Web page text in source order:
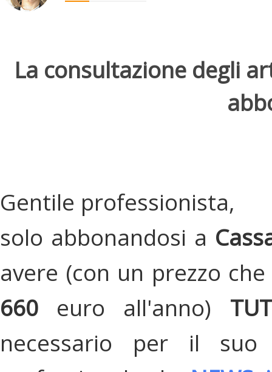
La consultazione degli
Gentile professionista,
solo abbonandosi a
avere (con un prezzo
660 euro all'anno)
necessario per il suo